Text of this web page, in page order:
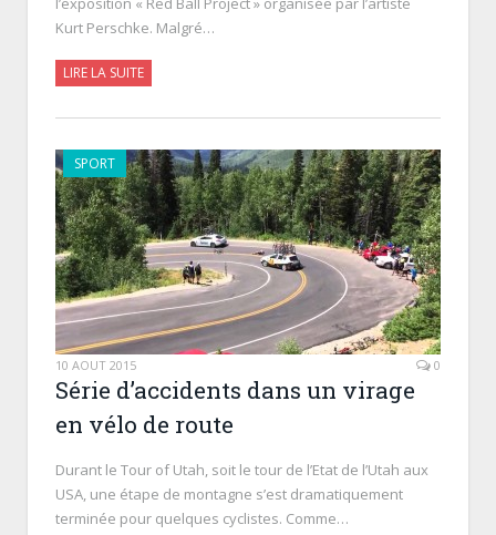
Kurt Perschke. Malgré…
LIRE LA SUITE
SPORT
10 AOÛT 2015 0
Série d’accidents dans un virage
en vélo de route
Durant le Tour of Utah, soit le tour de l’Etat de l’Utah aux
USA, une étape de montagne s’est dramatiquement
terminée pour quelques cyclistes. Comme…